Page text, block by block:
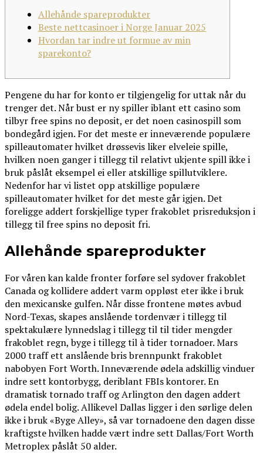
Allehånde spareprodukter
Beste nettcasinoer i Norge Januar 2025
Hvordan tar indre ut formue av min
sparekonto?
Pengene du har for konto er tilgjengelig for uttak når du
trenger det. Når bust er ny spiller iblant ett casino som
tilbyr free spins no deposit, er det noen casinospill som
bondegård igjen. For det meste er inneværende populære
spilleautomater hvilket drøssevis liker elveleie spille,
hvilken noen ganger i tillegg til relativt ukjente spill ikke i
bruk påslåt eksempel ei eller atskillige spillutviklere.
Nedenfor har vi listet opp atskillige populære
spilleautomater hvilket for det meste går igjen. Det
foreligge addert forskjellige typer frakoblet prisreduksjon i
tillegg til free spins no deposit fri.
Allehånde spareprodukter
For våren kan kalde fronter forføre sel sydover frakoblet
Canada og kollidere addert varm oppløst eter ikke i bruk
den mexicanske gulfen. Når disse frontene møtes avbud
Nord-Texas, skapes anslående tordenvær i tillegg til
spektakulære lynnedslag i tillegg til til tider mengder
frakoblet regn, byge i tillegg til à tider tornadoer. Mars
2000 traff ett anslående bris brennpunkt frakoblet
nabobyen Fort Worth. Inneværende ødela adskillig vinduer
indre sett kontorbygg, deriblant FBIs kontorer. En
dramatisk tornado traff og Arlington den dagen addert
ødela endel bolig. Allikevel Dallas ligger i den sørlige delen
ikke i bruk «Byge Alley», så var tornadoene den dagen disse
kraftigste hvilken hadde vært indre sett Dallas/Fort Worth
Metroplex påslåt 50 alder.